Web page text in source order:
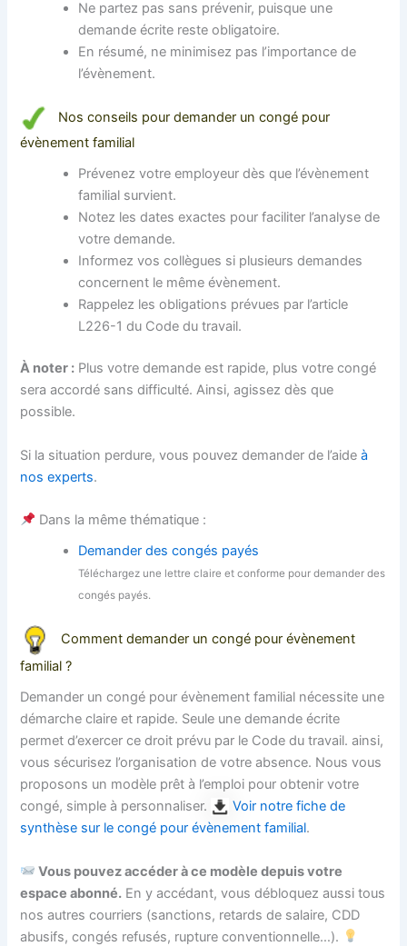
Ne partez pas sans prévenir, puisque une
demande écrite reste obligatoire.
En résumé, ne minimisez pas l’importance de
l’évènement.
Nos conseils pour demander un congé pour
évènement familial
Prévenez votre employeur dès que l’évènement
familial survient.
Notez les dates exactes pour faciliter l’analyse de
votre demande.
Informez vos collègues si plusieurs demandes
concernent le même évènement.
Rappelez les obligations prévues par l’article
L226-1 du Code du travail.
À noter : Plus votre demande est rapide, plus votre congé
sera accordé sans difficulté. Ainsi, agissez dès que
possible.
Si la situation perdure, vous pouvez demander de l’aideà
nos experts.
Dans la même thématique :
Demander des congés payés
Téléchargez une lettre claire et conforme pour demander des
congés payés.
Comment demander un congé pour évènement
familial ?
Demander un congé pour évènement familial nécessite une
démarche claire et rapide. Seule une demande écrite
permet d’exercer ce droit prévu par le Code du travail. ainsi,
vous sécurisez l’organisation de votre absence. Nous vous
proposons un modèle prêt à l’emploi pour obtenir votre
congé, simple à personnaliser.
Voir notre fiche de
synthèse sur le congé pour évènement familial.
Vous pouvez accéder à ce modèle depuis votre
espace abonné. En y accédant, vous débloquez aussi tous
nos autres courriers (sanctions, retards de salaire, CDD
abusifs, congés refusés, rupture conventionnelle…).